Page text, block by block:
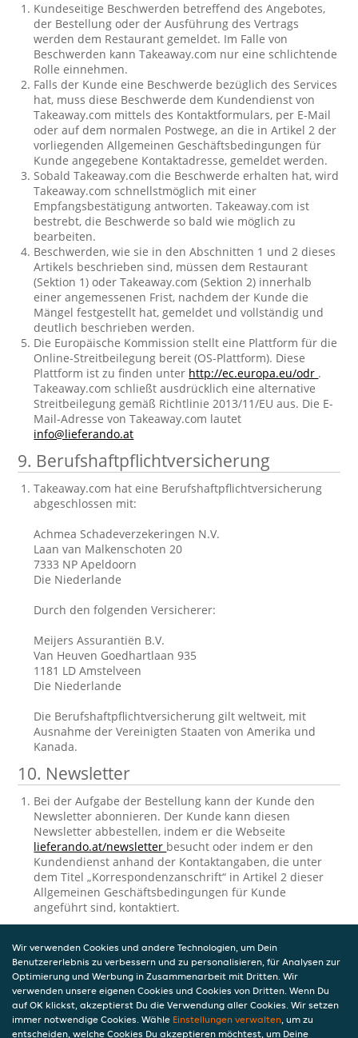
Kundeseitige Beschwerden betreffend des Angebotes,
der Bestellung oder der Ausführung des Vertrags
werden dem Restaurant gemeldet. Im Falle von
Beschwerden kann Takeaway.com nur eine schlichtende
Rolle einnehmen.
Falls der Kunde eine Beschwerde bezüglich des Services
hat, muss diese Beschwerde dem Kundendienst von
Takeaway.com mittels des Kontaktformulars, per E-Mail
oder auf dem normalen Postwege, an die in Artikel 2 der
vorliegenden Allgemeinen Geschäftsbedingungen für
Kunde angegebene Kontaktadresse, gemeldet werden.
Sobald Takeaway.com die Beschwerde erhalten hat, wird
Takeaway.com schnellstmöglich mit einer
Empfangsbestätigung antworten. Takeaway.com ist
bestrebt, die Beschwerde so bald wie möglich zu
bearbeiten.
Beschwerden, wie sie in den Abschnitten 1 und 2 dieses
Artikels beschrieben sind, müssen dem Restaurant
(Sektion 1) oder Takeaway.com (Sektion 2) innerhalb
einer angemessenen Frist, nachdem der Kunde die
Mängel festgestellt hat, gemeldet und vollständig und
deutlich beschrieben werden.
Die Europäische Kommission stellt eine Plattform für die
Online-Streitbeilegung bereit (OS-Plattform). Diese
Plattform ist zu finden unter http://ec.europa.eu/odr .
Takeaway.com schließt ausdrücklich eine alternative
Streitbeilegung gemäß Richtlinie 2013/11/EU aus. Die E-
Mail-Adresse von Takeaway.com lautet
info@lieferando.at
9. Berufshaftpflichtversicherung
Takeaway.com hat eine Berufshaftpflichtversicherung
abgeschlossen mit:
Achmea Schadeverzekeringen N.V.
Laan van Malkenschoten 20
7333 NP Apeldoorn
Die Niederlande
Durch den folgenden Versicherer:
Meijers Assurantiën B.V.
Van Heuven Goedhartlaan 935
1181 LD Amstelveen
Die Niederlande
Die Berufshaftpflichtversicherung gilt weltweit, mit
Ausnahme der Vereinigten Staaten von Amerika und
Kanada.
10. Newsletter
Bei der Aufgabe der Bestellung kann der Kunde den
Newsletter abonnieren. Der Kunde kann diesen
Newsletter abbestellen, indem er die Webseite
lieferando.at/newsletter besucht oder indem er den
Kundendienst anhand der Kontaktangaben, die unter
dem Titel „Korrespondenzanschrift“ in Artikel 2 dieser
Allgemeinen Geschäftsbedingungen für Kunde
angeführt sind, kontaktiert.
gespeicherten personenbezogenen
Daten
Takeaway.com verarbeitet personenbezogene Daten in
Bezug auf den Kunden. Die Verarbeitung
Wir verwenden Cookies und andere Technologien, um Dein
Benutzererlebnis zu verbessern und zu personalisieren, für Analysen zur
Optimierung und Werbung in Zusammenarbeit mit Dritten. Wir
verwenden unsere eigenen Cookies und Cookies von Dritten. Wenn Du
auf OK klickst, akzeptierst Du die Verwendung aller Cookies. Wir setzen
immer notwendige Cookies. Wähle Einstellungen verwalten, um zu
entscheiden, welche Cookies Du akzeptieren möchtest, um Deine